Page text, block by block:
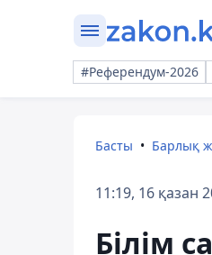
#Референдум-2026
Басты Барлық
11:19, 16 қазан
Білім